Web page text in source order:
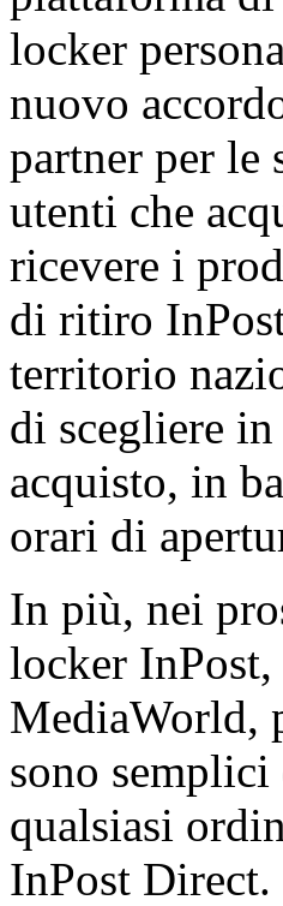
locker
nuovo
partner per
utenti che
ricevere i
di ritiro
territorio
di scegliere
acquisto, in
orari di
In più, nei
locker InPost,
MediaWorld,
sono
qualsiasi
InPost Direct.